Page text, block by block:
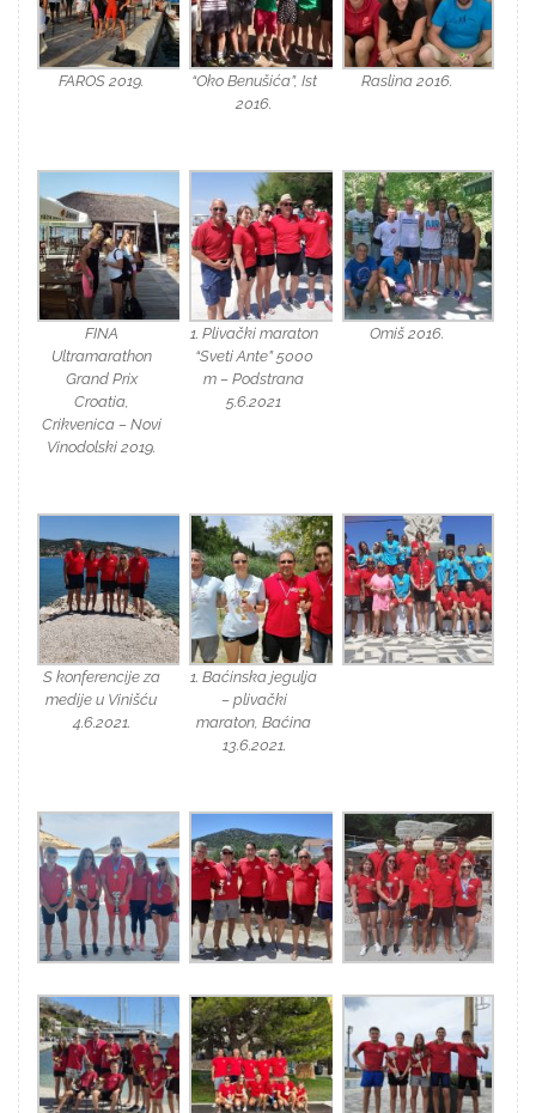
FAROS 2019.
“Oko Benušića”, Ist
2016.
Raslina 2016.
FINA
Ultramarathon
Grand Prix
Croatia,
Crikvenica – Novi
Vinodolski 2019.
1. Plivački maraton
“Sveti Ante” 5000
m – Podstrana
5.6.2021
Omiš 2016.
S konferencije za
medije u Vinišću
4.6.2021.
1. Baćinska jegulja
– plivački
maraton, Baćina
13.6.2021.